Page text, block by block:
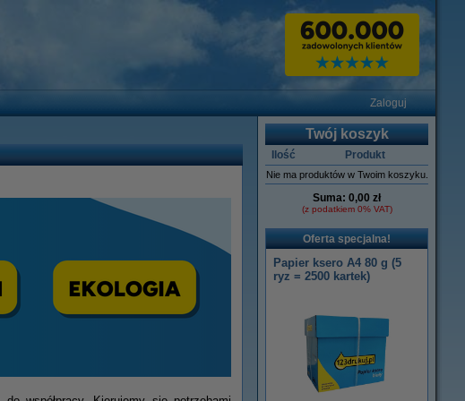
Zaloguj
Twój koszyk
Ilość Produkt
Nie ma produktów w Twoim koszyku.
Suma: 0,00 zł
(z podatkiem 0% VAT)
Oferta specjalna!
Papier ksero A4 80 g (5
ryz = 2500 kartek)